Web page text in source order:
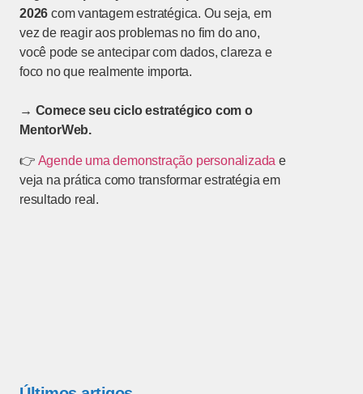
2026 com vantagem estratégica. Ou seja, em
vez de reagir aos problemas no fim do ano,
você pode se antecipar com dados, clareza e
foco no que realmente importa.
→ Comece seu ciclo estratégico com o
MentorWeb.
👉 Agende uma demonstração personalizada e
veja na prática como transformar estratégia em
resultado real.